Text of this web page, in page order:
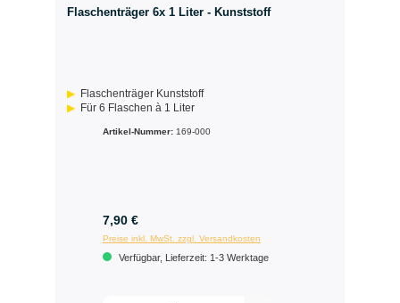
Flaschenträger 6x 1 Liter - Kunststoff
Flaschenträger Kunststoff
Für 6 Flaschen à 1 Liter
Artikel-Nummer: 169-000
7,90 €
Preise inkl. MwSt. zzgl. Versandkosten
Verfügbar, Lieferzeit: 1-3 Werktage